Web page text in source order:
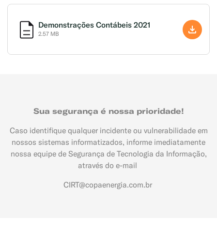
Demonstrações Contábeis 2021
2.57 MB
Sua segurança é nossa prioridade!
Caso identifique qualquer incidente ou vulnerabilidade em
nossos sistemas informatizados, informe imediatamente
nossa equipe de Segurança de Tecnologia da Informação,
através do e-mail
CIRT@copaenergia.com.br